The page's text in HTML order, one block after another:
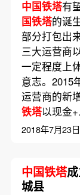
中国铁塔有
国铁塔的诞
部分打包出
三大运营商
一定程度上
意志。2015
运营商的新
铁塔以现金
2018年7月23日
中国铁塔
城县